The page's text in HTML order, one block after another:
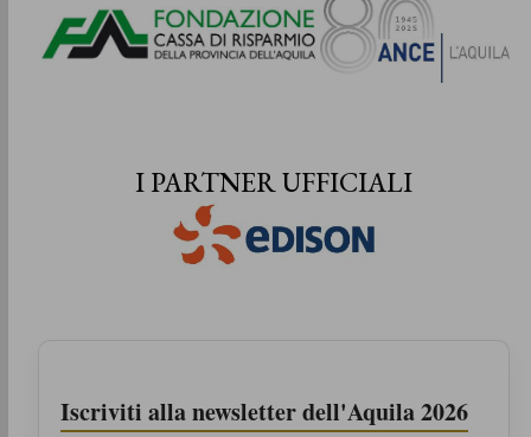
I PARTNER UFFICIALI
Iscriviti alla newsletter dell'Aquila 2026